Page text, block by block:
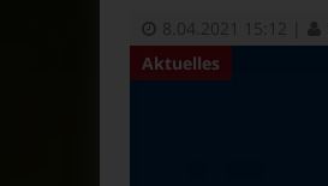
8.04.2021 15:12
Aktuelles